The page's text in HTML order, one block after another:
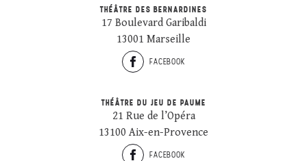
THÉÂTRE DES BERNARDINES
17 Boulevard Garibaldi
13001 Marseille
FACEBOOK
THÉÂTRE DU JEU DE PAUME
21 Rue de l’Opéra
13100 Aix-en-Provence
FACEBOOK